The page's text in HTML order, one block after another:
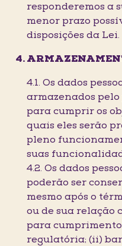
responderemos a
menor prazo
disposições da Lei.
4.1. Os dados
armazenados
para cumprir os
quais eles serão
pleno
suas
4.2. Os dados
poderão ser
mesmo após o
ou de sua relação
para
regulatória; (ii)